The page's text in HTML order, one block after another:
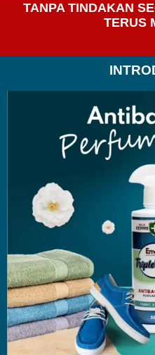
TANPA TINDAKAN
TERUS